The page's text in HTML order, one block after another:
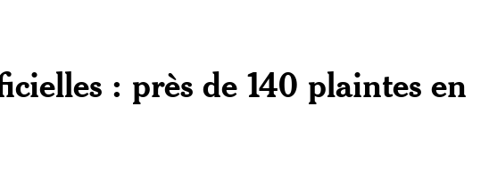
: près de 140 plaintes en